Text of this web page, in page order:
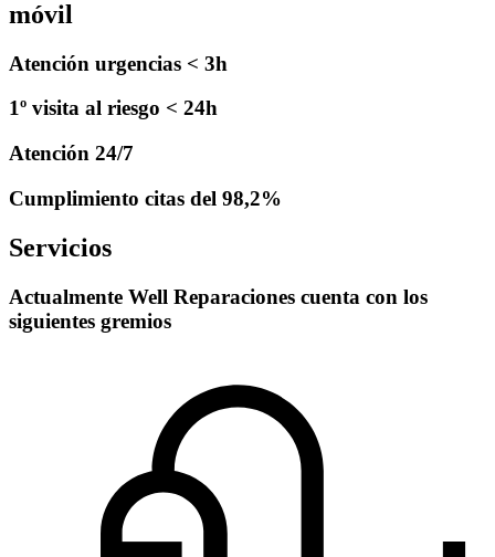
móvil
Atención urgencias < 3h
1º visita al riesgo < 24h
Atención 24/7
Cumplimiento citas del 98,2%
Servicios
Actualmente Well Reparaciones cuenta con los
siguientes gremios